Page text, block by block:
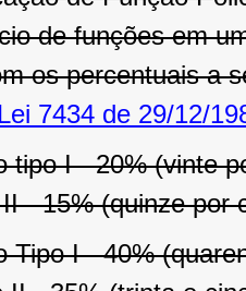
de funções em
os percentuais a
7434 de 29/12/
tipo I - 20% (vinte
- 15% (quinze por
Tipo I - 40%